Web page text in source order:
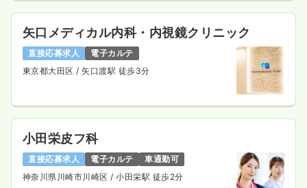
矢口メディカル内科・内視鏡クリニック
直接応募求人
電子カルテ
東京都大田区/ 矢口渡駅 徒歩3分
小田栄皮フ科
直接応募求人 電子カルテ
車通勤可
神奈川県川崎市川崎区/ 小田栄駅 徒歩2分